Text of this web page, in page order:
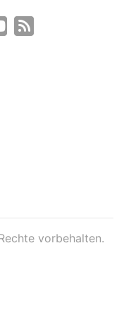
vorbehalten.